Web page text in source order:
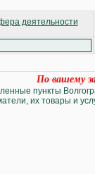
деятельности
По вашему
пункты
их товары и